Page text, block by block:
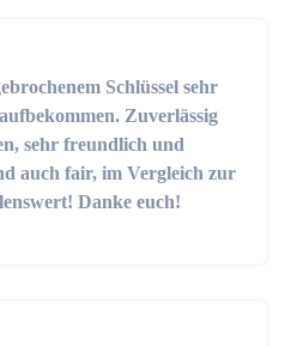
Schlüssel sehr
Zuverlässig
sehr freundlich und
auch fair, im Vergleich zur
Danke euch!